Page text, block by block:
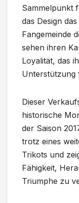
Sammelpunkt
das Design
Fangemeinde
sehen ihren
Loyalität, das
Unterstützung
Dieser
historische
der Saison
trotz eines
Trikots und
Fähigkeit,
Triumphe zu